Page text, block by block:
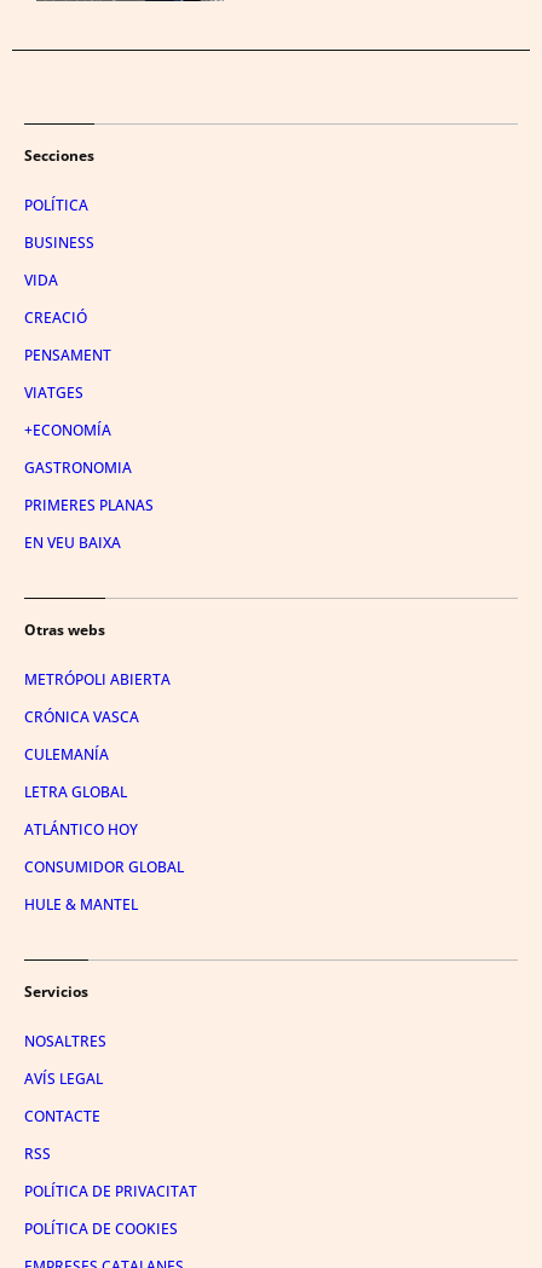
Secciones
POLÍTICA
BUSINESS
VIDA
CREACIÓ
PENSAMENT
VIATGES
+ECONOMÍA
GASTRONOMIA
PRIMERES PLANAS
EN VEU BAIXA
Otras webs
METRÓPOLI ABIERTA
CRÓNICA VASCA
CULEMANÍA
LETRA GLOBAL
ATLÁNTICO HOY
CONSUMIDOR GLOBAL
HULE & MANTEL
Servicios
NOSALTRES
AVÍS LEGAL
CONTACTE
RSS
POLÍTICA DE PRIVACITAT
POLÍTICA DE COOKIES